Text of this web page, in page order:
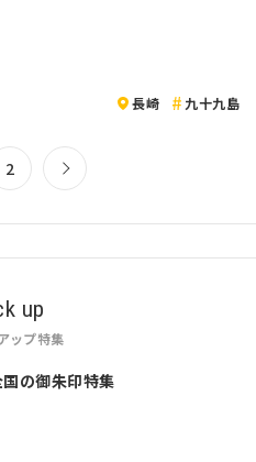
長崎 九十九島
2
up
ップ特集
国の御朱印特集